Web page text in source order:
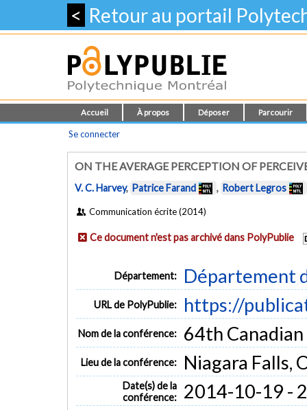
< Retour au portail
Accueil À propos Déposer Parcourir
Se connecter
ON THE AVERAGE PERCEPTION OF
V. C. Harvey, Patrice Farand , Robert Legros
Communication écrite (2014)
Ce document n'est pas archivé dans PolyPublie
Département: Département
URL de PolyPublie: https://
Nom de la conférence: 64th
Lieu de la conférence: Niagara Falls,
Date(s) de la
conférence:
2014-10-19 -